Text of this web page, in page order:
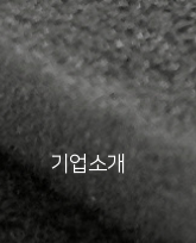
기업소개